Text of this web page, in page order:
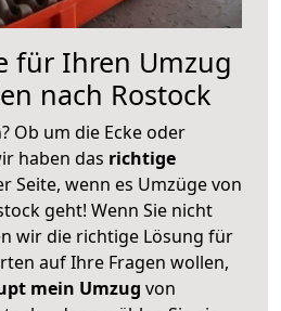
für Ihren Umzug
nach Rostock
Ob um die Ecke oder
haben das richtige
Seite, wenn es Umzüge von
geht! Wenn Sie nicht
wir die richtige Lösung für
auf Ihre Fragen wollen,
mein Umzug von